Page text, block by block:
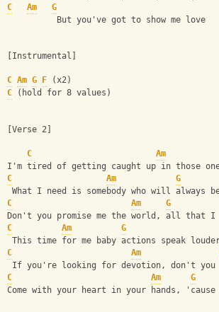
C
Am
G
          But you've got to show me love
[Instrumental]
C Am G F (x2)
C (hold for 8 values)
[Verse 2]
C Am
I'm tired of getting caught up in those
C
Am
G
What I need is somebody who will always
C
Am G
Don't you promise me the world, all that I
C
Am G
This time for me baby actions speak
C
Am
If you're looking for devotion, don't you
C
Am G
Come with your heart in your hands,